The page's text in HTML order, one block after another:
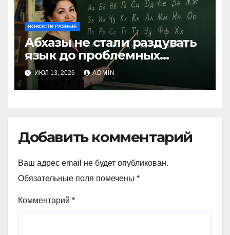
НОВОСТИ РАЗНЫЕ
Абхазы не стали раздувать
язык до проблемных
размеров
ИЮЛ 13, 2026 ADMIN
Добавить комментарий
Ваш адрес email не будет опубликован.
Обязательные поля помечены *
Комментарий *